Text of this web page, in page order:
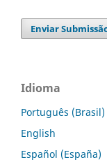
Enviar
Idioma
Português (Brasil)
English
Español (España)